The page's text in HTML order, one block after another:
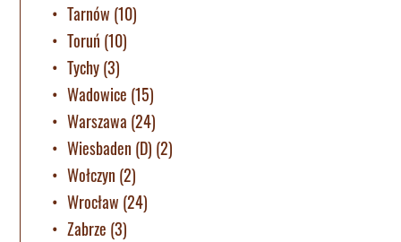
Tarnów (10)
Toruń (10)
Tychy(3)
Wadowice (15)
Warszawa (24)
Wiesbaden (D) (2)
Wołczyn (2)
Wrocław (24)
Zabrze (3)